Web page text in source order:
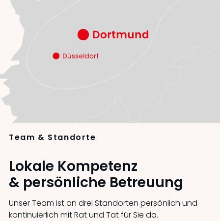
Team & Standorte
Lokale Kompetenz
& persönliche Betreuung
Unser Team ist an drei Standorten persönlich und
kontinuierlich mit Rat und Tat für Sie da.